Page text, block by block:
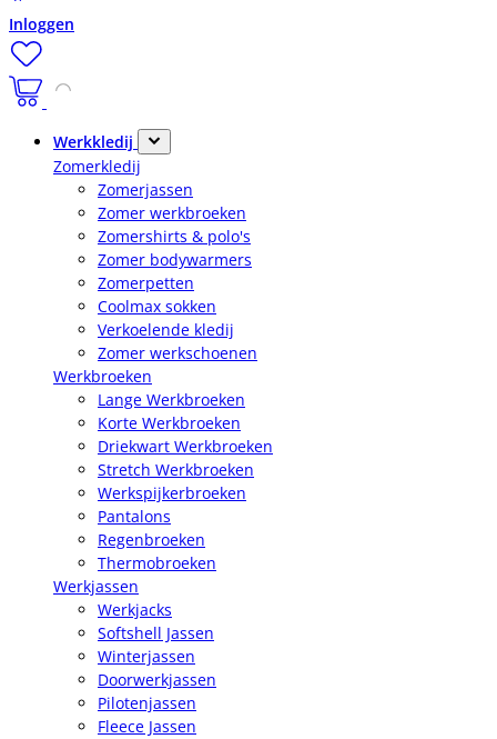
Inloggen
Werkkledij
Zomerkledij
Zomerjassen
Zomer werkbroeken
Zomershirts & polo's
Zomer bodywarmers
Zomerpetten
Coolmax sokken
Verkoelende kledij
Zomer werkschoenen
Werkbroeken
Lange Werkbroeken
Korte Werkbroeken
Driekwart Werkbroeken
Stretch Werkbroeken
Werkspijkerbroeken
Pantalons
Regenbroeken
Thermobroeken
Werkjassen
Werkjacks
Softshell Jassen
Winterjassen
Doorwerkjassen
Pilotenjassen
Fleece Jassen